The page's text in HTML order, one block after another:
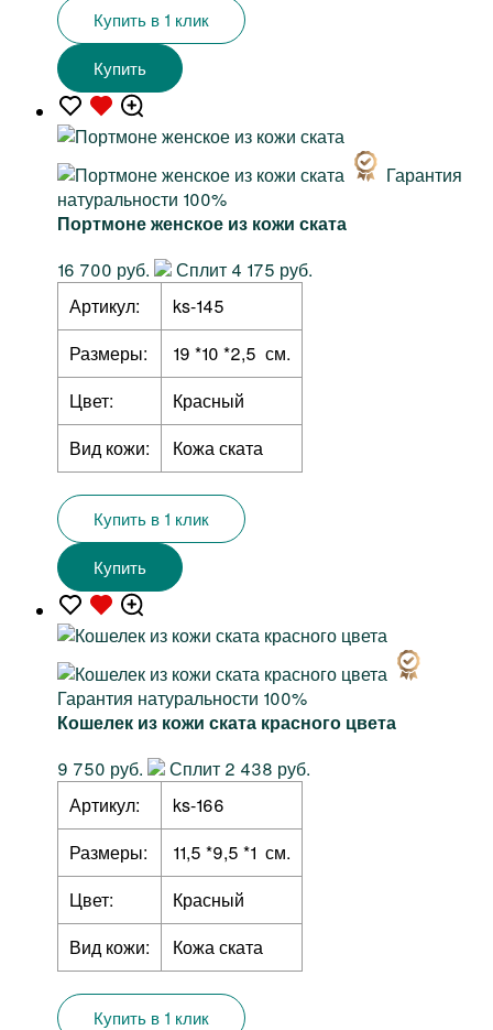
Купить в 1 клик
Купить
Гарантия
натуральности 100%
Портмоне женское из кожи ската
16 700 руб.
Сплит 4 175 руб.
Артикул:
ks-145
Размеры:
19 *10 *2,5 см.
Цвет:
Красный
Вид кожи:
Кожа ската
Купить в 1 клик
Купить
Гарантия натуральности 100%
Кошелек из кожи ската красного цвета
9 750 руб.
Сплит 2 438 руб.
Артикул:
ks-166
Размеры:
11,5 *9,5 *1 см.
Цвет:
Красный
Вид кожи:
Кожа ската
Купить в 1 клик